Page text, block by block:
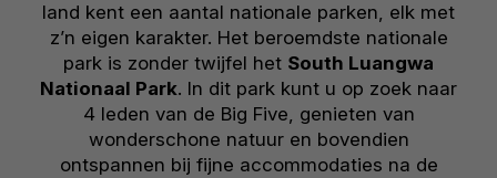
land kent een aantal nationale parken, elk met
z’n eigen karakter. Het beroemdste nationale
park is zonder twijfel het South Luangwa
Nationaal Park. In dit park kunt u op zoek naar
4 leden van de Big Five, genieten van
wonderschone natuur en bovendien
ontspannen bij fijne accommodaties na de